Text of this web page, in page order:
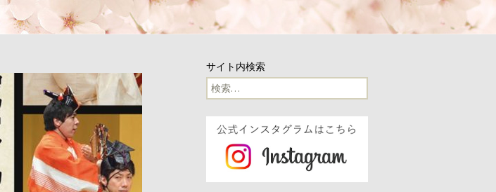
総会・新年会について
山桜会会員のご紹介
恩師のいま
全体
小学校
大手前中・高等学校
茨木中・高等学校
事務局からのお知らせ
100周年
サイト内検索
検
索: